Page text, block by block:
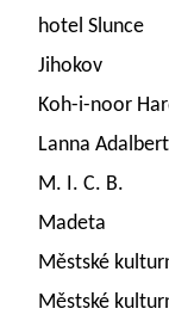
hotel Slunce
Jihokov
Koh-i-noor
Lanna
M. I. C. B.
Madeta
Městské
Městské